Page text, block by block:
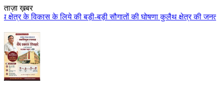
ताज़ा ख़बर
बड़ी-बड़ी सौगातों की घोषणा कुलैथ क्षेत्र की जनता ने मुख्यमंत्री डॉ. यादव